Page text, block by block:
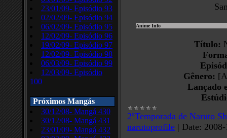
23/01/09- Episódio 93
02/02/09- Episódio 94
06/02/09- Episódio 95
12/02/09- Episódio 96
19/02/09- Episódio 97
12/02/09- Episódio 98
06/03/09- Episódio 99
12/03/09- Episódio
100
Próximos Mangás
30/12/08- Mangá 430
30/12/08- Mangá 431
23/01/09- Mangá 432
Anime Info
Título:
Gênero:
Lançado
2ºTemporada de Naruto
narutoprofile | Date: